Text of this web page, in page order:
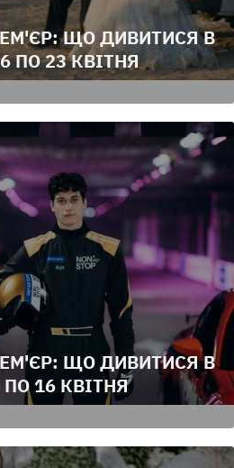
ЩО ДИВИТИСЯ В
ПО 23 КВІТНЯ
ЩО ДИВИТИСЯ В
16 КВІТНЯ